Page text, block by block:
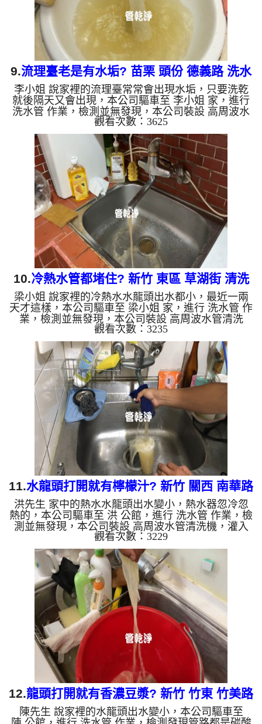
9.流理臺老是有水垢? 苗栗 頭份 德義路 洗水
管
李小姐 說家裡的流理臺常常會出現水垢，只要洗乾
就後隔天又會出現，本公司驅車至 李小姐 家，進行
洗水管 作業，檢測並無發現，本公司裝設 高周波水
管清洗機，灌入 檸檬酸 至水管，等了約15分，開啟
水管清洗機 ，啟動 螺旋波 模式，一洗水管就流出黃
色髒水，越洗顏色就越深，兩個多小時後，出水變乾
淨出水量也變大了。 如是自來水，如水管老化，會
產生鐵鏽跟泥沙堆積，洗出來的水就會是咖啡色，地
下水含有氧化錳，管壁上會結成黑色管垢，洗出來的
水會跟石油一樣黑，有些洗出綠色的水，是因為裡面
有銅的物質，生鏽產...
觀看次數：3625
10.冷熱水管都堵住? 新竹 東區 草湖街 清洗
水管
梁小姐 說家裡的冷熱水水龍頭出水都小，最近一兩
天才這樣，本公司驅車至 梁小姐 家，進行 洗水管 作
業，檢測並無發現，本公司裝設 高周波水管清洗
機，灌入 檸檬酸 至水管，等了約15分，開啟 水管清
洗機 ，啟動 螺旋波 模式，一洗水管就流出黃色髒
水，越洗就越髒，兩個多小時後，冷熱水出水量都恢
復正常了。 如是自來水，如水管老化，會產生鐵鏽
跟泥沙堆積，洗出來的水就會是咖啡色，地下水含有
氧化錳，管壁上會結成黑色管垢，洗出來的水會跟石
油一樣黑，有些洗出綠色的水，是因為裡面有銅的物
質，生鏽產生銅綠，如是...
觀看次數：3235
11.水龍頭打開就有檸檬汁? 新竹 關西 南華路
水管清洗
洪先生 家中的熱水水龍頭出水變小，熱水器忽冷忽
熱的，本公司驅車至 洪 公館，進行 洗水管 作業，檢
測並無發現，本公司裝設 高周波水管清洗機，灌入
檸檬酸 至水管，等了約15分，開啟 水管清洗機 ，啟
動 螺旋波 模式，剛洗水管就流出黃色髒水，看起來
就像是檸檬汁，兩個多小時後，熱水出水恢復正常，
熱水器正常動作了。 如是自來水，如水管老化，會
產生鐵鏽跟泥沙堆積，洗出來的水就會是咖啡色，地
下水含有氧化錳，管壁上會結成黑色管垢，洗出來的
水會跟石油一樣黑，有些洗出綠色的水，是因為裡面
有銅的物質，生鏽產...
觀看次數：3229
12.龍頭打開就有香濃豆漿? 新竹 竹東 竹美路
洗水管
陳先生 說家裡的水龍頭出水變小，本公司驅車至